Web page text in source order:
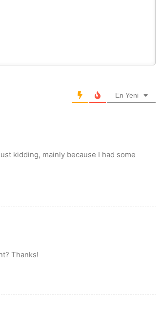
En Yeni
kidding, mainly because I had some
Thanks!